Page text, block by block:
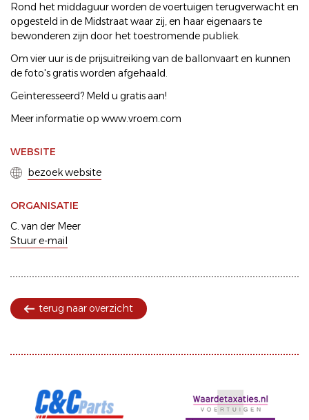
Rond het middaguur worden de voertuigen terugverwacht en
opgesteld in de Midstraat waar zij, en haar eigenaars te
bewonderen zijn door het toestromende publiek.
Om vier uur is de prijsuitreiking van de ballonvaart en kunnen
de foto's gratis worden afgehaald.
Geïnteresseerd? Meld u gratis aan!
Meer informatie op www.vroem.com
WEBSITE
bezoek website
ORGANISATIE
C. van der Meer
Stuur e-mail
terug naar overzicht